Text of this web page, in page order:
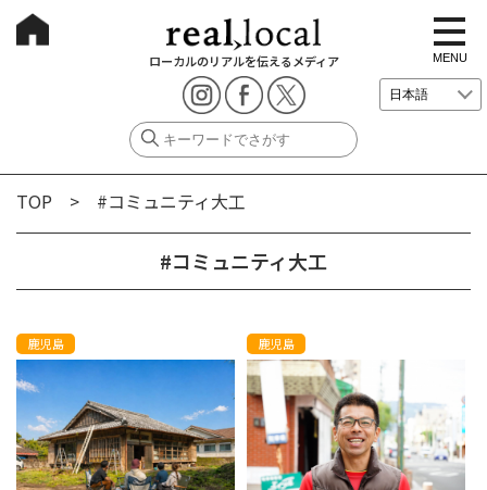
ローカルのリアルを伝えるメディア
t
o
g
g
e
i
i
MENU
TOP > #コミュニティ大工
#コミュニティ大工
鹿児島 鹿児島